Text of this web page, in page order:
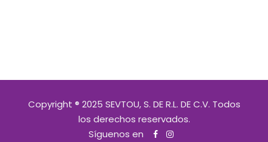
Copyright ® 2025 SEVTOU, S. DE R.L. DE C.V. Todos
los derechos reservados.
Síguenos en